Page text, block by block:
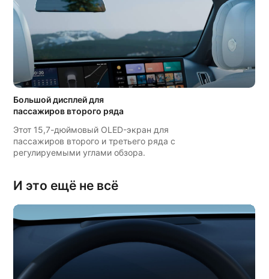
Большой дисплей для
пассажиров второго ряда
Этот 15,7-дюймовый OLED-экран для
пассажиров второго и третьего ряда с
регулируемыми углами обзора.
И это ещё не всё